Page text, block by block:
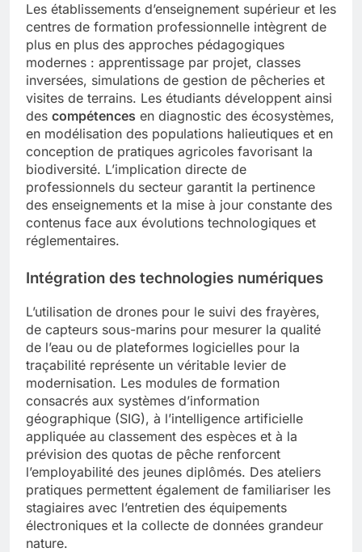
Les établissements d’enseignement supérieur et les
centres de formation professionnelle intègrent de
plus en plus des approches pédagogiques
modernes : apprentissage par projet, classes
inversées, simulations de gestion de pêcheries et
visites de terrains. Les étudiants développent ainsi
des compétences en diagnostic des écosystèmes,
en modélisation des populations halieutiques et en
conception de pratiques agricoles favorisant la
biodiversité. L’implication directe de
professionnels du secteur garantit la pertinence
des enseignements et la mise à jour constante des
contenus face aux évolutions technologiques et
réglementaires.
Intégration des technologies numériques
L’utilisation de drones pour le suivi des frayères,
de capteurs sous-marins pour mesurer la qualité
de l’eau ou de plateformes logicielles pour la
traçabilité représente un véritable levier de
modernisation. Les modules de formation
consacrés aux systèmes d’information
géographique (SIG), à l’intelligence artificielle
appliquée au classement des espèces et à la
prévision des quotas de pêche renforcent
l’employabilité des jeunes diplômés. Des ateliers
pratiques permettent également de familiariser les
stagiaires avec l’entretien des équipements
électroniques et la collecte de données grandeur
nature.